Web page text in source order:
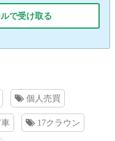
で受け取る
個人売買
17クラウン